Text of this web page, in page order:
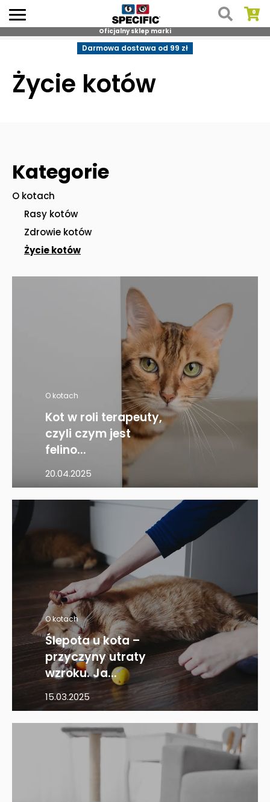
content
Oficjalny sklep marki
Darmowa dostawa od 99 zł
Życie kotów
Kategorie
O kotach
Rasy kotów
Zdrowie kotów
Życie kotów
O kotach
Kot w roli terapeuty,
czyli czym jest
felino...
20.04.2025
O kotach
Ślepota u kota –
przyczyny utraty
wzroku. Ja...
15.03.2025